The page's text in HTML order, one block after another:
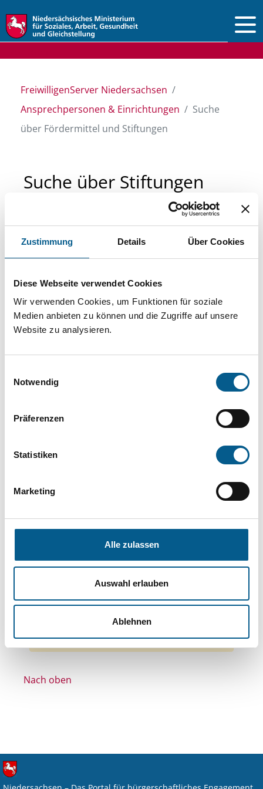
Zustimmung Details Über Cookies
Diese Webseite verwendet Cookies
Wir verwenden Cookies, um Funktionen für soziale
Medien anbieten zu können und die Zugriffe auf unsere
Website zu analysieren.
Notwendig
Präferenzen
Statistiken
Marketing
Alle zulassen
Auswahl erlauben
Ablehnen
FreiwilligenServer Niedersachsen
Ansprechpersonen & Einrichtungen
Suche
über Fördermittel und Stiftungen
Suche über Stiftungen
Sie suchen finanzielle Unterstützung für ein
direkt über unsere Fördermitteldatenbank und
Stiftungsdatenbank recherchieren. Bei der
Suche bitte die Groß- und Kleinschreibung
Bitte Suchbegriff eingeben. Ergebnisse
Kategorien verfeinert werden.
Suchen
Aktive Filter:
Bereiche: Stiftungen
Themen: Denkmalschutz
Themen: Integration
Themen: Kinder, Jugendliche & Familie
Themen: Seniorinnen, Senioren & Pflege
Themen: Sport
Alle Filter entfernen
Nach oben